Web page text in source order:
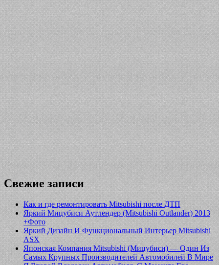
Свежие записи
Как и где ремонтировать Mitsubishi после ДТП
Яркий Мицубиси Аутлендер (Mitsubishi Outlander) 2013
+Фото
Яркий Дизайн И Функциональный Интерьер Mitsubishi
ASX
Японская Компания Mitsubishi (Мицубиси) — Один Из
Самых Крупных Производителей Автомобилей В Мире